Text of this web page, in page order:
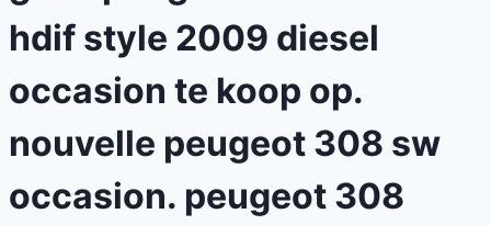
hdif style 2009 diesel
occasion te koop op.
nouvelle peugeot 308 sw
occasion. peugeot 308